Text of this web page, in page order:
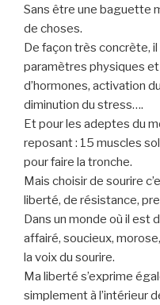
Sans être une baguette
de choses.
De façon très concrète,
paramètres physiques
d’hormones, activation
diminution du stress….
Et pour les adeptes du
reposant : 15 muscles
pour faire la tronche.
Mais choisir de sourire
liberté, de résistance,
Dans un monde où il est
affairé, soucieux,
la voix du sourire.
Ma liberté s’exprime
simplement à l’intérieur